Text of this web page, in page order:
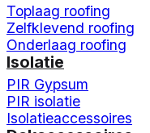
Toplaag roofing
Zelfklevend roofing
Onderlaag roofing
Isolatie
PIR Gypsum
PIR isolatie
Isolatieaccessoires